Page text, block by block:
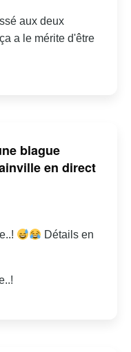
aux deux
a le mérite d'être
blague
en direct
Détails en